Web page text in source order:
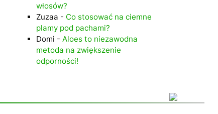
włosów?
Zuzaa - Co stosować na ciemne
plamy pod pachami?
Domi - Aloes to niezawodna
metoda na zwiększenie
odporności!